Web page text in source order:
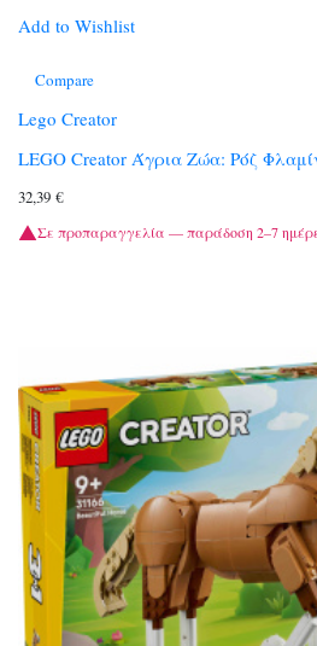
Add to Wishlist
Compare
Lego Creator
LEGO Creator Άγρια Ζώα: Ρόζ
32,39 €
Σε προπαραγγελία — παράδοση 2–7